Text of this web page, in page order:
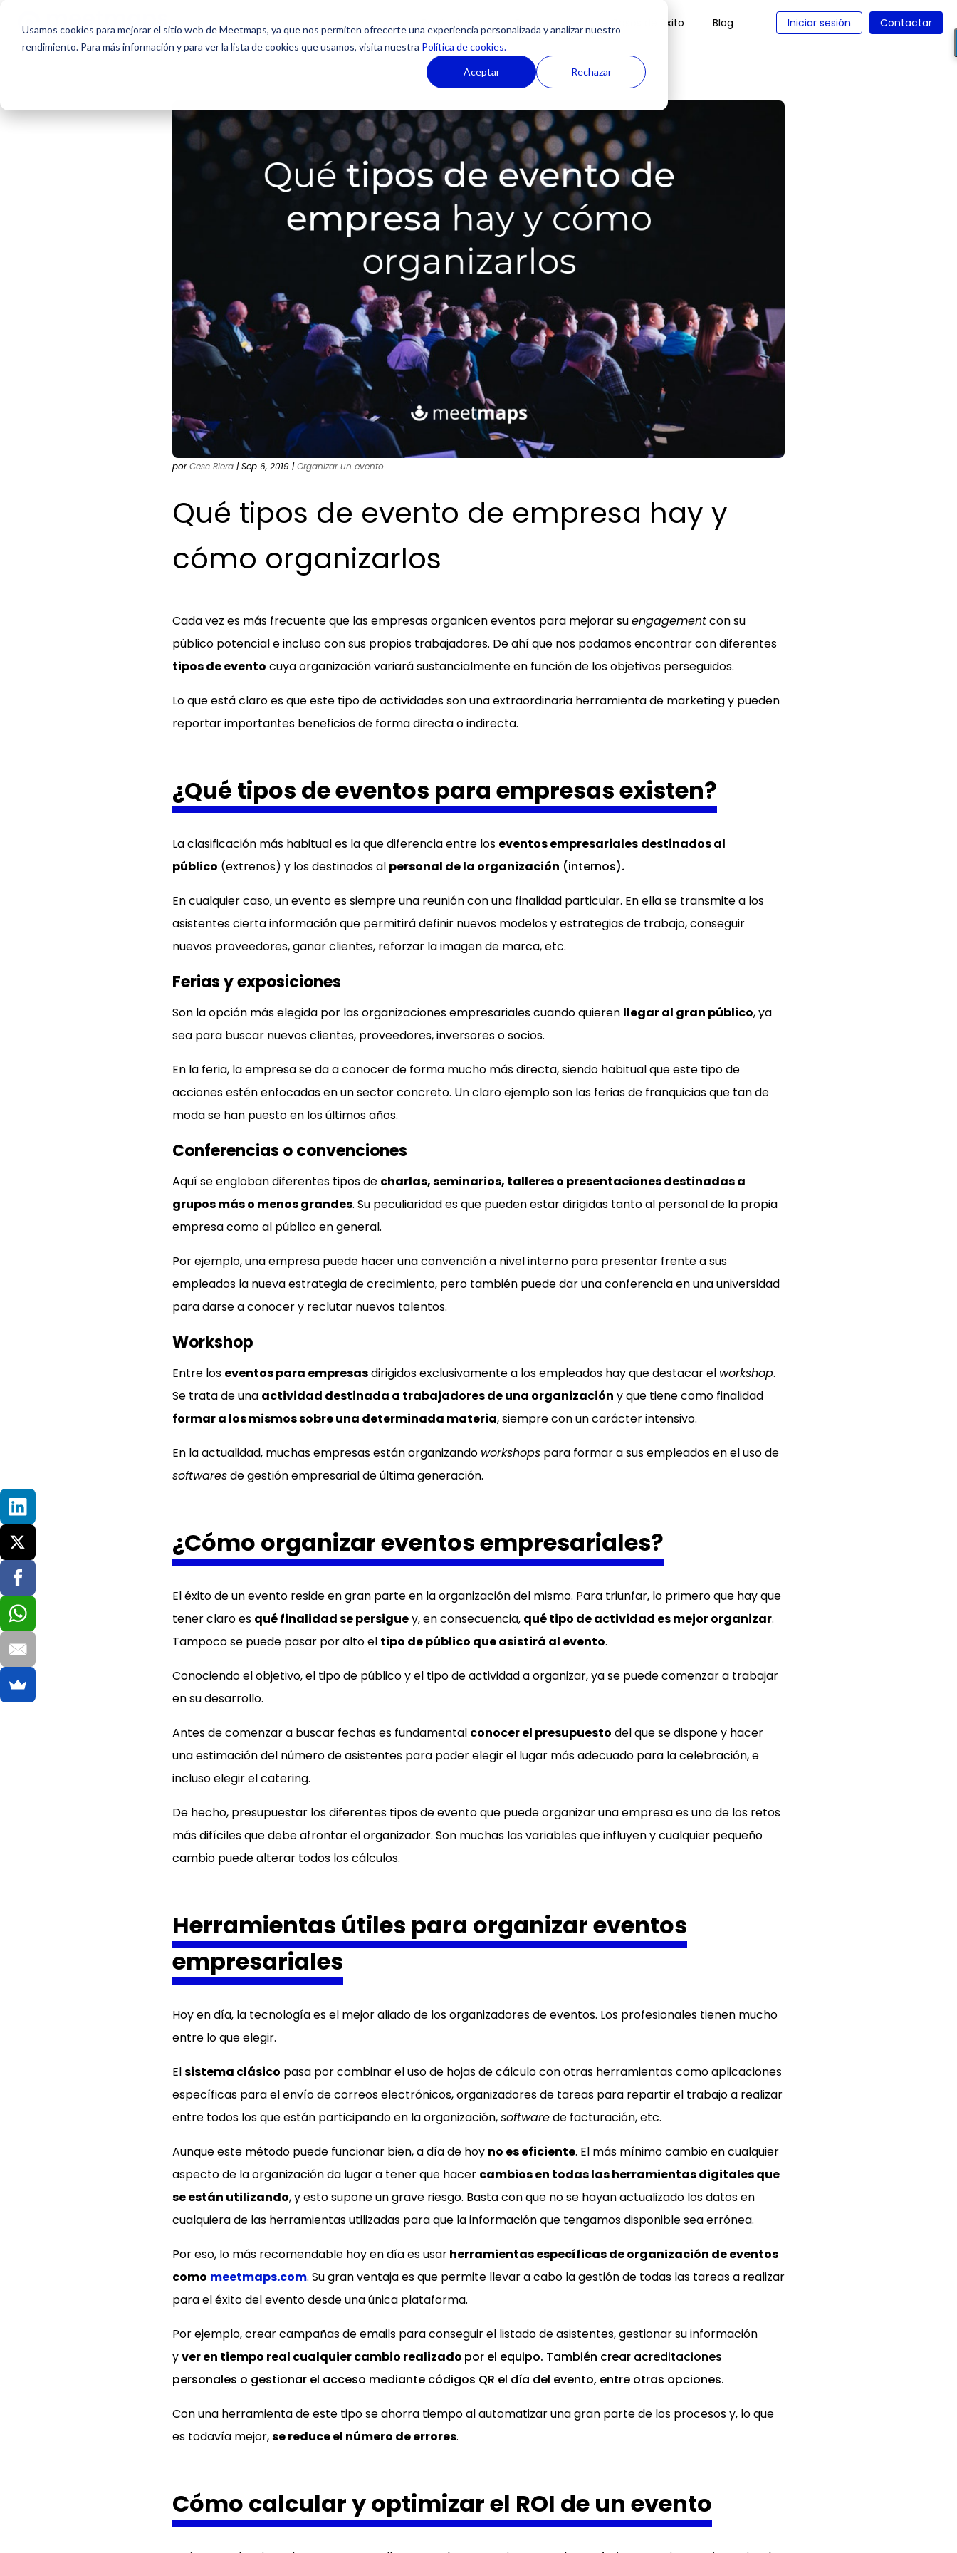
Usamos cookies para mejorar el sitio web de Meetmaps, ya que nos permiten ofrecerte una experiencia personalizada y analizar nuestro
rendimiento. Para más información y para ver la lista de cookies que usamos, visita nuestra Política de cookies.
Aceptar Rechazar
Productos Soluciones Casos de éxito Blog Iniciar sesión Contactar
Qué tipos de evento de empresa hay y
cómo organizarlos
porCesc Riera |Sep 6, 2019 |Organizar un evento
Cada vez es más frecuente que las empresas organicen eventos para mejorar suengagementcon su
público potencial e incluso con sus propios trabajadores. De ahí que nos podamos encontrar con diferentes
tipos de evento cuya organización variará sustancialmente en función de los objetivos perseguidos.
Lo que está claro es que este tipo de actividades son una extraordinaria herramienta de marketing y pueden
reportar importantes beneficios de forma directa o indirecta.
¿Qué tipos de eventos para empresas existen?
La clasificación más habitual es la que diferencia entre los eventos empresariales destinados al
público (extrenos) y los destinados al personal de la organización (internos).
En cualquier caso, un evento es siempre una reunión con una finalidad particular. En ella se transmite a los
asistentes cierta información que permitirá definir nuevos modelos y estrategias de trabajo, conseguir
nuevos proveedores, ganar clientes, reforzar la imagen de marca, etc.
Ferias y exposiciones
Son la opción más elegida por las organizaciones empresariales cuando quieren llegar al gran público, ya
sea para buscar nuevos clientes, proveedores, inversores o socios.
En la feria, la empresa se da a conocer de forma mucho más directa, siendo habitual que este tipo de
acciones estén enfocadas en un sector concreto. Un claro ejemplo son las ferias de franquicias que tan de
moda se han puesto en los últimos años.
Conferencias o convenciones
Aquí se engloban diferentes tipos de charlas, seminarios, talleres o presentaciones destinadas a
grupos más o menos grandes. Su peculiaridad es que pueden estar dirigidas tanto al personal de la propia
empresa como al público en general.
Por ejemplo, una empresa puede hacer una convención a nivel interno para presentar frente a sus
empleados la nueva estrategia de crecimiento, pero también puede dar una conferencia en una universidad
para darse a conocer y reclutar nuevos talentos.
Workshop
Entre los eventos para empresasdirigidos exclusivamente a los empleados hay que destacar el workshop.
Se trata de una actividad destinada a trabajadores de una organización y que tiene como finalidad
formar a los mismos sobre una determinada materia, siempre con un carácter intensivo.
En la actualidad, muchas empresas están organizando workshops para formar a sus empleados en el uso de
softwaresde gestión empresarial de última generación.
¿Cómo organizar eventos empresariales?
El éxito de un evento reside en gran parte en la organización del mismo. Para triunfar, lo primero que hay que
tener claro es qué finalidad se persiguey, en consecuencia, qué tipo de actividad es mejor organizar.
Tampoco se puede pasar por alto el tipo de público que asistirá al evento.
Conociendo el objetivo, el tipo de público y el tipo de actividad a organizar, ya se puede comenzar a trabajar
en su desarrollo.
Antes de comenzar a buscar fechas es fundamental conocer el presupuesto del que se dispone y hacer
una estimación del número de asistentes para poder elegir el lugar más adecuado para la celebración, e
incluso elegir el catering.
De hecho, presupuestar los diferentes tipos de evento que puede organizar una empresa es uno de los retos
más difíciles que debe afrontar el organizador. Son muchas las variables que influyen y cualquier pequeño
cambio puede alterar todos los cálculos.
Herramientas útiles para organizar eventos
empresariales
Hoy en día, la tecnología es el mejor aliado de los organizadores de eventos. Los profesionales tienen mucho
entre lo que elegir.
Elsistema clásico pasa por combinar el uso de hojas de cálculo con otras herramientas como aplicaciones
específicas para el envío de correos electrónicos, organizadores de tareas para repartir el trabajo a realizar
entre todos los que están participando en la organización,softwarede facturación, etc.
Aunque este método puede funcionar bien, a día de hoy no es eficiente. El más mínimo cambio en cualquier
aspecto de la organización da lugar a tener que hacer cambios en todas las herramientas digitales que
se están utilizando, y esto supone un grave riesgo. Basta con que no se hayan actualizado los datos en
cualquiera de las herramientas utilizadas para que la información que tengamos disponible sea errónea.
Por eso, lo más recomendable hoy en día es usarherramientas específicas de organización de eventos
como meetmaps.com. Su gran ventaja es que permite llevar a cabo la gestión de todas las tareas a realizar
para el éxito del evento desde una única plataforma.
Por ejemplo, crear campañas de emails para conseguir el listado de asistentes, gestionar su información
yver en tiempo real cualquier cambio realizado por el equipo. También crear acreditaciones
personales o gestionar el acceso mediante códigos QR el día del evento, entre otras opciones.
Con una herramienta de este tipo se ahorra tiempo al automatizar una gran parte de los procesos y, lo que
es todavía mejor,se reduce el número de errores.
Cómo calcular y optimizar el ROI de un evento